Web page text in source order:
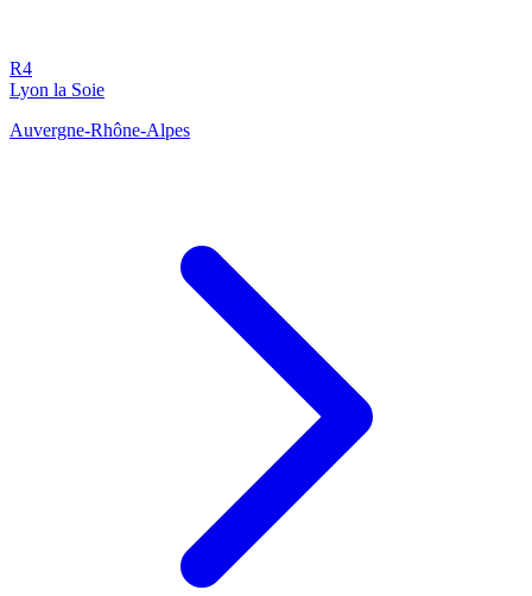
R4
Lyon la Soie
Auvergne-Rhône-Alpes